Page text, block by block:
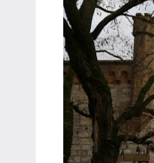
Veranstaltungen